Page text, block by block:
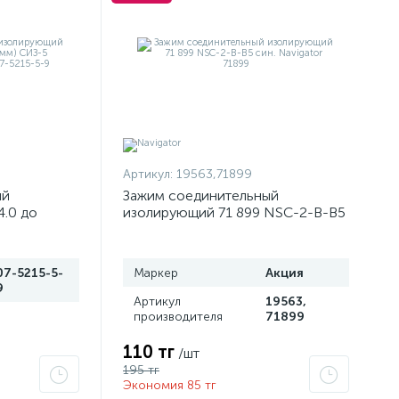
до
5215-5-
Артикул: 19563,71899
Зажим соединительный
изолирующий 71 899 NSC-2-B-B5
Маркер
Акция
Артикул
производителя
19563,
71899
110 тг /шт
195 тг
Экономия 85 тг